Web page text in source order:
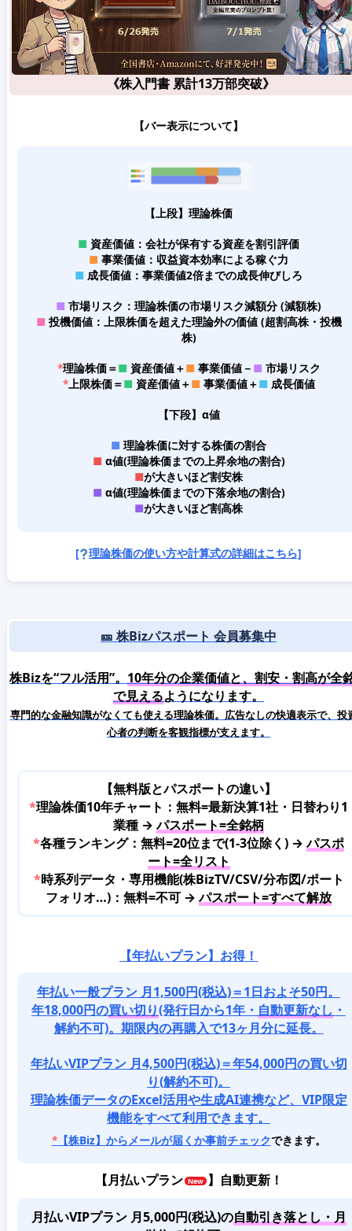
《株入門書 累計13万部突破》
【バー表示について】
【上段】理論株価
■ 資産価値：会社が保有する資産を割引評価
■ 事業価値：収益資本効率による稼ぐ力
■ 成長価値：事業価値2倍までの成長伸びしろ
■ 市場リスク：理論株価の市場リスク減額分 (減額株)
■ 投機価値：上限株価を超えた理論外の価値 (超割高株・投機
株)
*理論株価＝■資産価値＋■事業価値－ ■ 市場リスク
*上限株価＝■資産価値＋■事業価値＋■ 成長価値
【下段】α値
■ 理論株価に対する株価の割合
■α値(理論株価までの上昇余地の割合)
■が大きいほど割安株
■ α値(理論株価までの下落余地の割合)
■が大きいほど割高株
[ 理論株価の使い方や計算式の詳細はこちら]
🎫 株Bizパスポート 会員募集中
株Bizを“フル活用”。 10年分の企業価値と、割安・割高が全
で見えるようになります。
専門的な金融知識がなくても使える理論株価。広告なしの快適表示で、投
心者の判断を客観指標が支えます。
【無料版とパスポートの違い】
*理論株価10年チャート：無料=最新決算1社・日替わり1
業種 →パスポート=全銘柄
*各種ランキング：無料=20位まで(1-3位除く) →パスポ
ート=全リスト
*時系列データ・専用機能(株BizTV/CSV/分布図/ポート
フォリオ…)：無料=不可 →パスポート=すべて解放
【年払いプラン】お得！
年払い一般プラン 月1,500円(税込)＝1日およそ50円。
年18,000円の買い切り(発行日から1年・ 自動更新なし ・
解約不可)。期限内の再購入で13ヶ月分に延長。
年払いVIPプラン 月4,500円(税込)＝年54,000円の買い切
り(解約不可)。
理論株価データのExcel活用や生成AI連携など、VIP限定
機能をすべて利用できます。
*【株Biz】からメールが届くか事前チェックできます。
【月払いプラン 】自動更新！
月払いVIPプラン 月5,000円(税込)の自動引き落とし・月